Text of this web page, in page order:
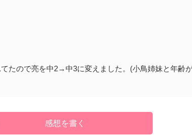
たので亮を中2→中3に変えました。(小鳥姉妹と年齢
感想を書く